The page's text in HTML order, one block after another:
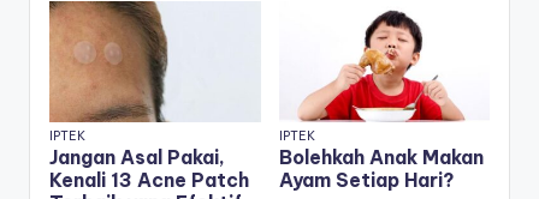
IPTEK
Jangan Asal Pakai,
Kenali 13 Acne Patch
IPTEK
Bolehkah Anak Makan
Ayam Setiap Hari?